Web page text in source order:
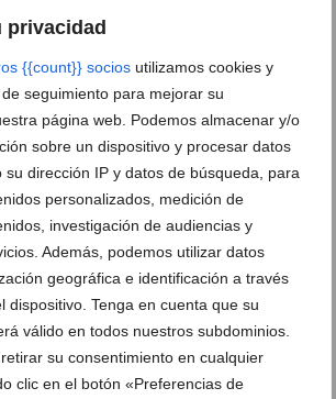
privacidad
{{count}} socios utilizamos cookies y
seguimiento para mejorar su
página web. Podemos almacenar y/o
sobre un dispositivo y procesar datos
su dirección IP y datos de búsqueda, para
personalizados, medición de
investigación de audiencias y
Además, podemos utilizar datos
geográfica e identificación a través
dispositivo. Tenga en cuenta que su
válido en todos nuestros subdominios.
su consentimiento en cualquier
clic en el botón «Preferencias de
de la Marina